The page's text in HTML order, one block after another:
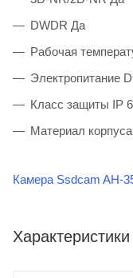
DWDR Да
Рабочая
Электропитание
Класс защиты IP
Материал
Камера Ssdcam AH-
Характеристики